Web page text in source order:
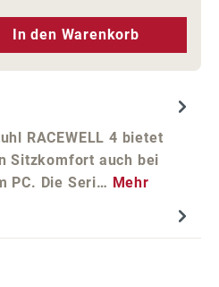
Gib den
In den Warenkorb
RACEWELL 4 bietet
Sitzkomfort auch bei
PC. Die Seri… Mehr